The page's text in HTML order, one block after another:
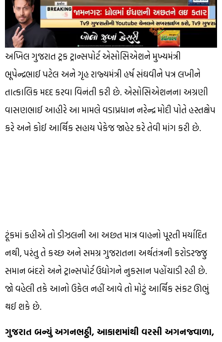
અખિલ ગુજરાત ટ્રક ટ્રાન્સપોર્ટ એસોસિએશને મુખ્યમંત્રી
ભૂપેન્દ્રભાઈ પટેલ અને ગૃહ રાજ્યમંત્રી હર્ષ સંઘવીને પત્ર લખીને
તાત્કાલિક મદદ કરવા વિનંતી કરી છે. એસોસિએશનના અગ્રણી
વાસણભાઈ આહીરે આ મામલે વડાપ્રધાન નરેન્દ્ર મોદી પોતે હસ્તક્ષેપ
કરે અને કોઈ આર્થિક સહાય પેકેજ જાહેર કરે તેવી માંગ કરી છે.
ટૂંકમાં કહીએ તો ડીઝલની આ અછત માત્ર વાહનો પૂરતી મર્યાદિત
નથી, પરંતુ તે કચ્છ અને સમગ્ર ગુજરાતના અર્થતંત્રની કરોડરજ્જુ
સમાન બંદરો અને ટ્રાન્સપોર્ટ ઉદ્યોગને નુકસાન પહોંચાડી રહી છે.
જો વહેલી તકે આનો ઉકેલ નહીં આવે તો મોટું આર્થિક સંકટ ઊભું
થઈ શકે છે.
ગુજરાત બન્યું અગનભઠ્ઠી, આકાશમાંથી વરસી અગનજ્વાળા,